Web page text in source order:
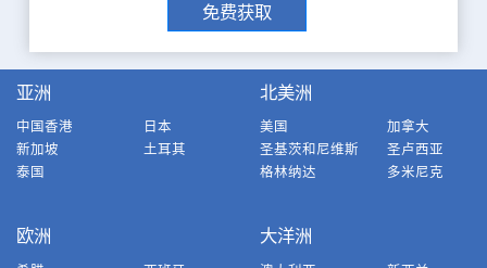
免费获取
亚洲
中国香港
日本
新加坡
土耳其
泰国
北美洲
美国
加拿大
圣基茨和尼维斯
圣卢西亚
格林纳达
多米尼克
欧洲 大洋洲